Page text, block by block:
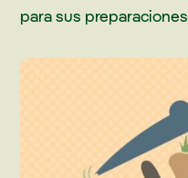
para sus